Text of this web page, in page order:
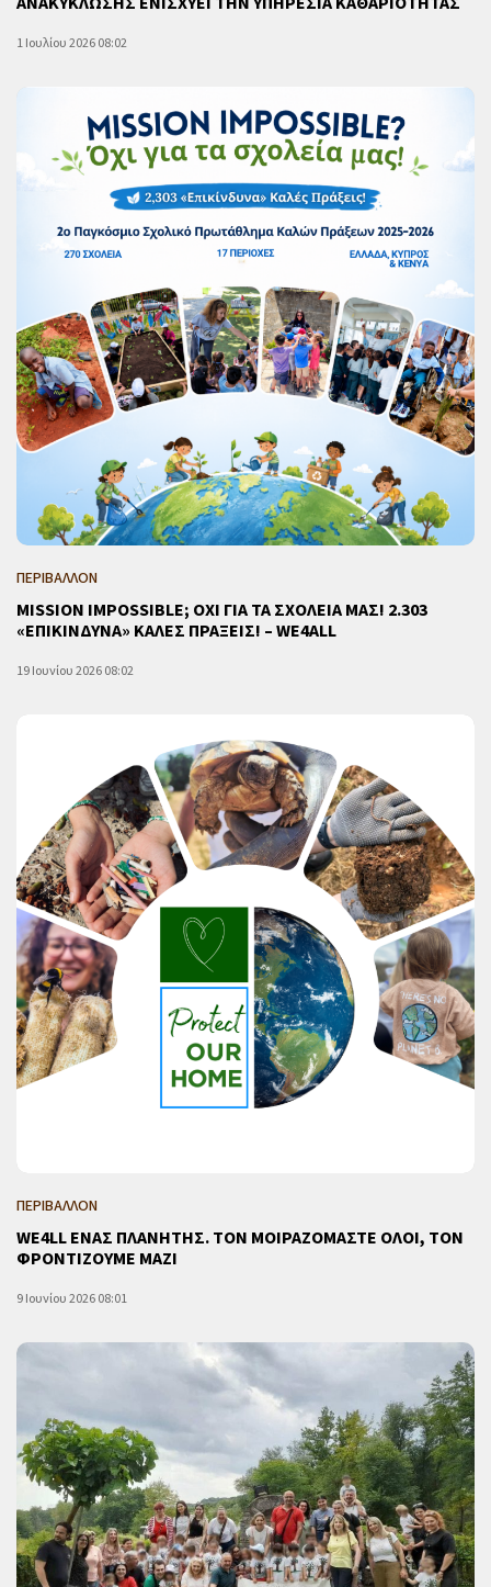
1 Ιουλίου 2026 08:02
ΠΕΡΙΒΑΛΛΟΝ
MISSION IMPOSSIBLE; ΟΧΙ ΓΙΑ ΤΑ ΣΧΟΛΕΙΑ ΜΑΣ! 2.303
«ΕΠΙΚΙΝΔΥΝΑ» ΚΑΛΕΣ ΠΡΑΞΕΙΣ! – WE4ALL
19 Ιουνίου 2026 08:02
ΠΕΡΙΒΑΛΛΟΝ
WE4LL ΕΝΑΣ ΠΛΑΝΗΤΗΣ. ΤΟΝ ΜΟΙΡΑΖΟΜΑΣΤΕ ΟΛΟΙ, ΤΟΝ
ΦΡΟΝΤΙΖΟΥΜΕ ΜΑΖΙ
9 Ιουνίου 2026 08:01